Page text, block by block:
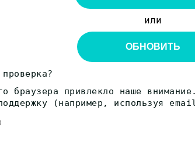
или
ОБНОВИТЬ
браузера привлекло наше внимание.
(например, используя